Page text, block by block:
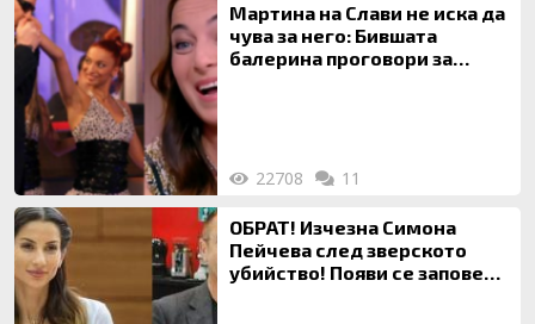
Мартина на Слави не иска да
чува за него: Бившата
балерина проговори за
22708 11
ОБРАТ! Изчезна Симона
Пейчева след зверското
убийство! Появи се заповед